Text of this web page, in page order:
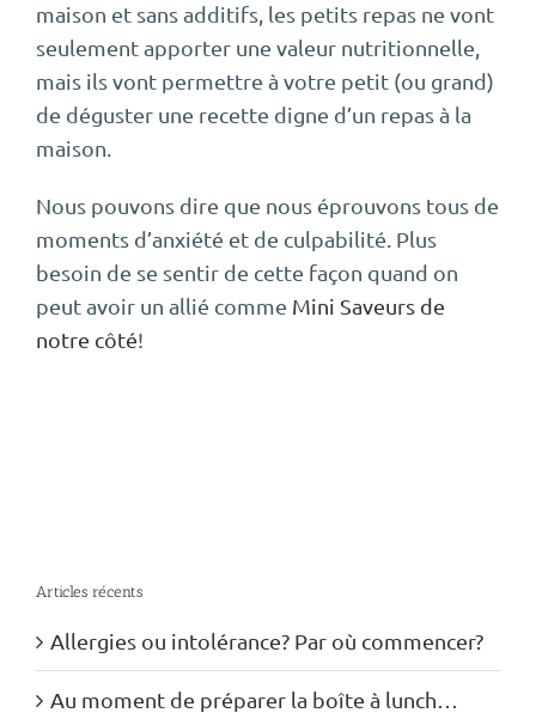
maison et sans additifs, les petits repas ne vont
seulement apporter une valeur nutritionnelle,
mais ils vont permettre à votre petit (ou grand)
de déguster une recette digne d’un repas à la
maison.
Nous pouvons dire que nous éprouvons tous de
moments d’anxiété et de culpabilité. Plus
besoin de se sentir de cette façon quand on
peut avoir un allié comme Mini Saveurs de
notre côté!
Articles récents
Allergies ou intolérance? Par où commencer?
Au moment de préparer la boîte à lunch…